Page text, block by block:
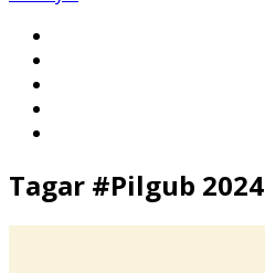
Tagar #Pilgub 2024